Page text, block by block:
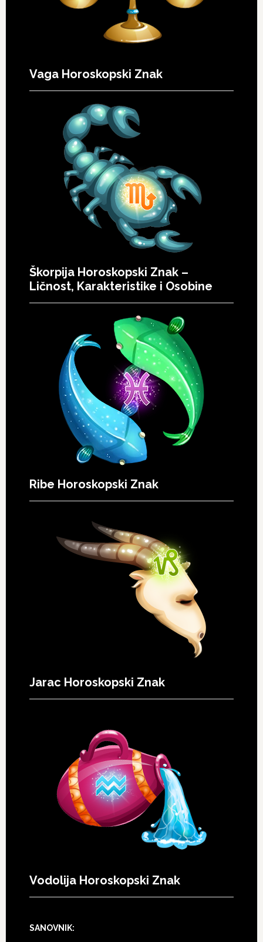
Vaga Horoskopski Znak
Škorpija Horoskopski Znak –
Ličnost, Karakteristike i Osobine
Ribe Horoskopski Znak
Jarac Horoskopski Znak
Vodolija Horoskopski Znak
SANOVNIK: